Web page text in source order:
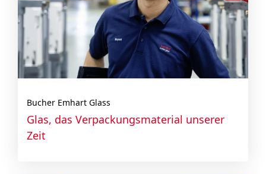
Bucher Emhart Glass
Glas, das Verpackungs­material unserer
Zeit